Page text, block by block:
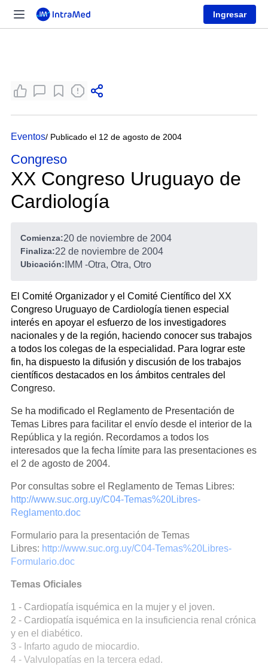
Ingresar
Eventos/ Publicado el 12 de agosto de 2004
Congreso
XX Congreso Uruguayo de
Cardiología
Comienza:20 de noviembre de 2004
Finaliza:22 de noviembre de 2004
Ubicación: IMM -Otra, Otra, Otro
El Comité Organizador y el Comité Científico del XX
Congreso Uruguayo de Cardiología tienen especial
interés en apoyar el esfuerzo de los investigadores
nacionales y de la región, haciendo conocer sus trabajos
a todos los colegas de la especialidad. Para lograr este
fin, ha dispuesto la difusión y discusión de los trabajos
científicos destacados en los ámbitos centrales del
Congreso.
Se ha modificado el Reglamento de Presentación de
Temas Libres para facilitar el envío desde el interior de la
República y la región. Recordamos a todos los
interesados que la fecha límite para las presentaciones es
el 2 de agosto de 2004.
Por consultas sobre el Reglamento de Temas Libres:
http://www.suc.org.uy/C04-Temas%20Libres-
Reglamento.doc
Formulario para la presentación de Temas
Libres: http://www.suc.org.uy/C04-Temas%20Libres-
Formulario.doc
Temas Oficiales
1 - Cardiopatía isquémica en la mujer y el joven.
2 - Cardiopatía isquémica en la insuficiencia renal crónica
y en el diabético.
3 - Infarto agudo de miocardio.
4 - Valvulopatías en la tercera edad.